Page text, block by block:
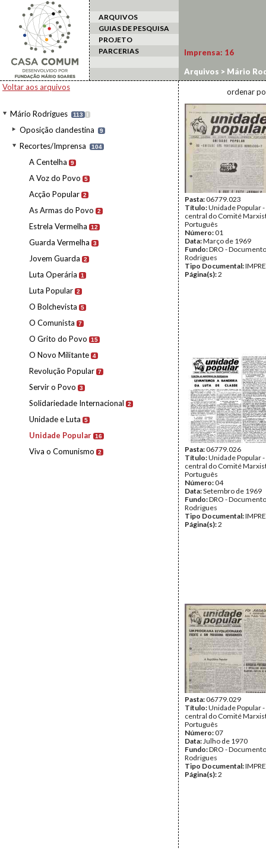
ARQUIVOS
GUIAS DE PESQUISA
PROJETO
PARCERIAS
Voltar aos arquivos
Mário Rodrigues 113 I
Oposição clandestina 9
Recortes/Imprensa 104
A Centelha 9
A Voz do Povo 5
Acção Popular 2
As Armas do Povo 2
Estrela Vermelha 12
Guarda Vermelha 3
Jovem Guarda 2
Luta Operária 1
Luta Popular 2
O Bolchevista 5
O Comunista 7
O Grito do Povo 15
O Novo Militante 4
Revolução Popular 7
Servir o Povo 3
Solidariedade Internacional 2
Unidade e Luta 5
Unidade Popular 16
Viva o Comunismo 2
Imprensa: 16
Arquivos > Mário
ordenar
Pasta:06779.023
Título:Unidade Popular
central do Comité
Português
Número:01
Data:Março de 1969
Fundo:DRO -
Rodrigues
Tipo Documental:
Página(s):2
Pasta:06779.026
Título:Unidade Popular
central do Comité
Português
Número:04
Data:Setembro de 1969
Fundo:DRO -
Rodrigues
Tipo Documental:
Página(s):2
Pasta:06779.029
Título:Unidade Popular
central do Comité
Português
Número:07
Data:Julho de 1970
Fundo:DRO -
Rodrigues
Tipo Documental:
Página(s):2